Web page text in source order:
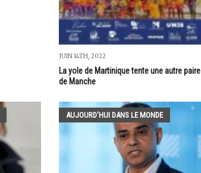
JUIN 14TH, 2022
La yole de Martinique tente une autre paire
de Manche
AUJOURD'HUI DANS LE MONDE